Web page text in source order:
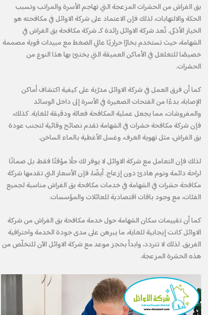
بق الفراش من الحشرات المزعجة التي تهاجم الأسرة والمراتب وتسبب
الحكة والالتهابات، لذلك فإن الاعتماد على شركة الاوائل في مكافحته هو
الخيار الأذكى. تُعد شركة الاوائل رائدة كـ شركة مكافحة بق الفراش في
الشهامة، حيث تستخدم بخارًا حراريًا عالي الضغط مع مبيدات قوية مصممة
خصيصًا للتغلغل في الأماكن العميقة التي يختبئ بها هذا النوع من
الحشرات.
كما أن فرق العمل في شركة الاوائل مدرّبة على كيفية اكتشاف أماكن
الإصابة، بدءًا من الفتحات الصغيرة في الأسرة إلى داخل الوسائد
والمفروشات، مما يجعل عملية المكافحة فعالة ودقيقة للغاية. كذلك،
فإن شركة مكافحة حشرات في الشهامة تقدم نصائح وقائية لتجنب عودة
بق الفراش، مثل تهوية الغرف، وغسل الأغطية بالماء الساخن.
لذلك فإن التعامل مع شركة الاوائل لا يوفر لك حلًا مؤقتًا فقط، بل ضمانًا
لراحة دائمة ونوم هادئ دون إزعاج. أيضًا، فإن الأسعار التي تقدمها شركة
مكافحة حشرات في الشهامة في خدمات مكافحة بق الفراش مناسبة لجميع
الفئات، مع وجود باقات اقتصادية للعائلات والمؤسسات.
كما أن تقييمات سكان الشهامة حول خدمة مكافحة بق الفراش من شركة
الاوائل كانت إيجابية للغاية، ما يبرهن على مدى جودة الخدمة واحترافية
الفريق. لذلك لا تتردد، وابدأ بحجز موعد مع شركة الاوائل الآن للتخلّص من
هذه الحشرة المزعجة.